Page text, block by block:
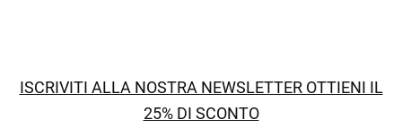
ISCRIVITI ALLA NOSTRA NEWSLETTER OTTIENI IL
25% DI SCONTO